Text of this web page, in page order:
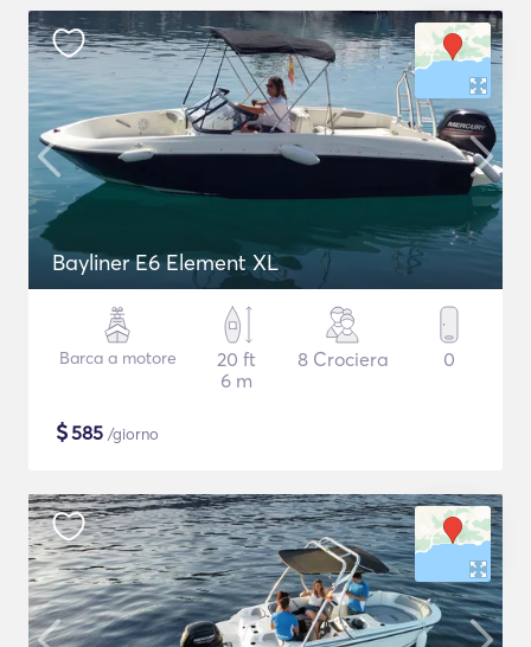
Bayliner E6 Element XL
Barca a motore
20 ft
6 m
8 Crociera 0
$585 /giorno